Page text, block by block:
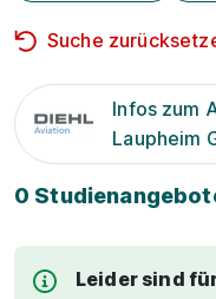
Suche
Infos zum
Laupheim
0
Leider sind